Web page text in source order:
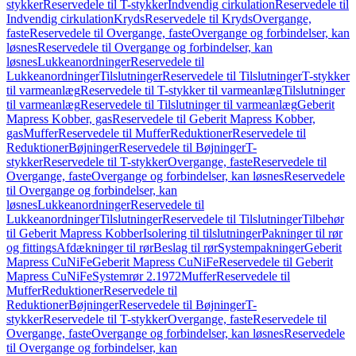
stykkerReservedele til T-stykkerIndvendig cirkulationReservedele til
Indvendig cirkulationKrydsReservedele til KrydsOvergange,
fasteReservedele til Overgange, fasteOvergange og forbindelser, kan
løsnesReservedele til Overgange og forbindelser, kan
løsnesLukkeanordningerReservedele til
LukkeanordningerTilslutningerReservedele til TilslutningerT-stykker
til varmeanlægReservedele til T-stykker til varmeanlægTilslutninger
til varmeanlægReservedele til Tilslutninger til varmeanlægGeberit
Mapress Kobber, gasReservedele til Geberit Mapress Kobber,
gasMufferReservedele til MufferReduktionerReservedele til
ReduktionerBøjningerReservedele til BøjningerT-
stykkerReservedele til T-stykkerOvergange, fasteReservedele til
Overgange, fasteOvergange og forbindelser, kan løsnesReservedele
til Overgange og forbindelser, kan
løsnesLukkeanordningerReservedele til
LukkeanordningerTilslutningerReservedele til TilslutningerTilbehør
til Geberit Mapress KobberIsolering til tilslutningerPakninger til rør
og fittingsAfdækninger til rørBeslag til rørSystempakningerGeberit
Mapress CuNiFeGeberit Mapress CuNiFeReservedele til Geberit
Mapress CuNiFeSystemrør 2.1972MufferReservedele til
MufferReduktionerReservedele til
ReduktionerBøjningerReservedele til BøjningerT-
stykkerReservedele til T-stykkerOvergange, fasteReservedele til
Overgange, fasteOvergange og forbindelser, kan løsnesReservedele
til Overgange og forbindelser, kan